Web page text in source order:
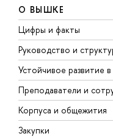
О ВЫШКЕ
Цифры и факты
Руководство и
Устойчивое развитие
Преподаватели и
Корпуса и общежития
Закупки